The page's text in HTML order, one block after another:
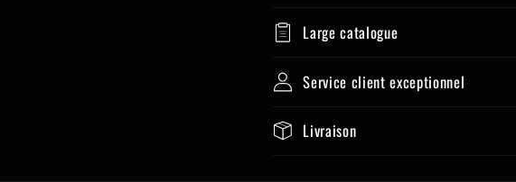
Large catalogue
Service client exceptionnel
Livraison